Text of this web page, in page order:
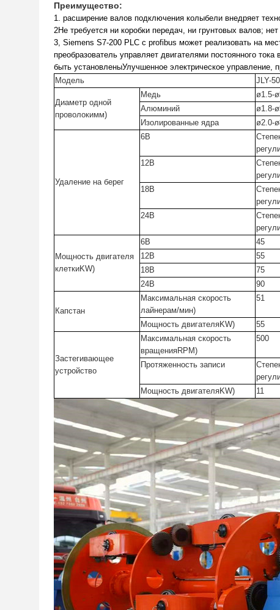
Преимущество:
1. расширение валов подключения колыбели внедряет
2Не требуется ни коробки передач, ни грунтовых валов;
3, Siemens S7-200 PLC с profibus может реализовать на
преобразователь управляет двигателями постоянного
быть установленыУлучшенное электрическое управление,
Модель
JLY-
Диаметр одной
проволокимм)
Медь ø1.5-ø
Алюминий
ø1.8-ø
Изолированные ядра
ø2.0-ø
Удаление на берег
6B
12B
18B
24B
Мощность двигателя
клеткиKW)
6B 45
12B
55
18B
75
24B
90
Капстан
Максимальная скорость
лайнерам/мин)
51
Мощность двигателяKW) 55
Застегивающее
устройство
Максимальная скорость
вращенияRPM)
500
Протяженность записи
Мощность двигателяKW) 11